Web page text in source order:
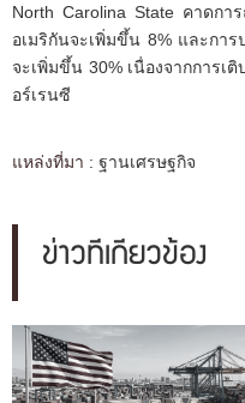
North Carolina State คาดก
อเมริกันจะเพิ่มขึ้น 8% และกา
จะเพิ่มขึ้น 30% เนื่องจากการ
อร์เรนซี
แหล่งที่มา : ฐานเศรษฐกิจ
ข่าวที่เกี่ยวข้อง